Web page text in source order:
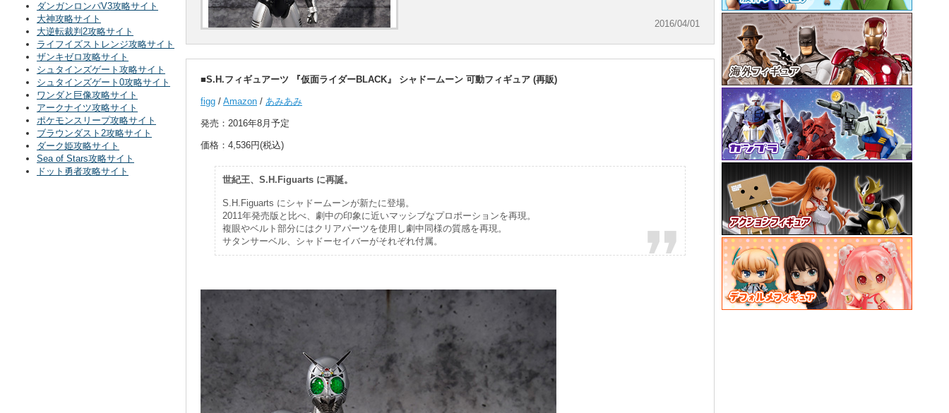
2016/04/01
■S.H.フィギュアーツ 『仮面ライダーBLACK』 シャドームーン 可動フィギュア (再販)
figg / Amazon / あみあみ
発売：2016年8月予定
価格：4,536円(税込)
世紀王、S.H.Figuarts に再誕。
S.H.Figuarts にシャドームーンが新たに登場。
2011年発売版と比べ、劇中の印象に近いマッシブなプロポーションを再現。
複眼やベルト部分にはクリアパーツを使用し劇中同様の質感を再現。
サタンサーベル、シャドーセイバーがそれぞれ付属。
ダンガンロンパV3攻略サイト
大神攻略サイト
大逆転裁判2攻略サイト
ライフイズストレンジ攻略サイト
ザンキゼロ攻略サイト
シュタインズゲート攻略サイト
シュタインズゲート0攻略サイト
ワンダと巨像攻略サイト
アークナイツ攻略サイト
ポケモンスリープ攻略サイト
ブラウンダスト2攻略サイト
ダーク姫攻略サイト
Sea of Stars攻略サイト
ドット勇者攻略サイト